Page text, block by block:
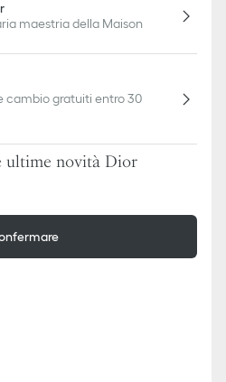
maestria della Maison
cambio gratuiti entro 30
ultime novità Dior